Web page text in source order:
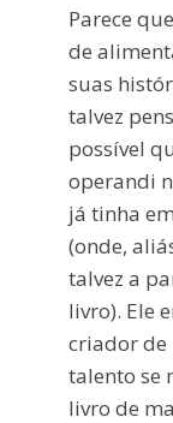
Parece
de
suas
talvez
possível
operandi
já tinha
(onde,
talvez a
livro). Ele
criador de
talento se
livro de